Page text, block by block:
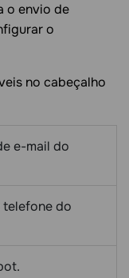
o envio de
o
no cabeçalho
e-mail do
telefone do